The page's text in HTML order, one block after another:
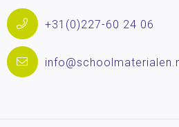
+31(0)227-60 24 06